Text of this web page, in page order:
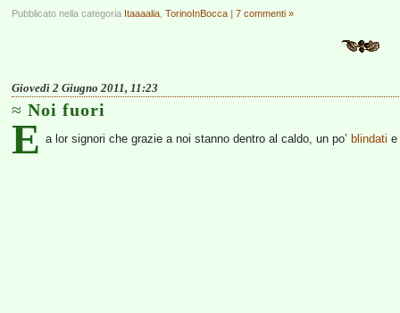
Pubblicato nella categoria Itaaaalia TorinoInBocca | 7 commenti »
Giovedì 2 Giugno 2011, 11:23
Noi fuori
E a lor signori che grazie a noi stanno dentro al caldo, un po’ blindati e